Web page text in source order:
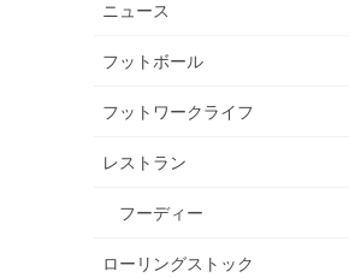
ニュース
フットボール
フットワークライフ
レストラン
フーディー
ローリングストック